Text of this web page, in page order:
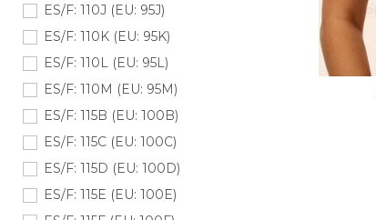
ES/F: 110J (EU: 95J)
ES/F: 110K (EU: 95K)
ES/F: 110L (EU: 95L)
ES/F: 110M (EU: 95M)
ES/F: 115B (EU: 100B)
ES/F: 115C (EU: 100C)
ES/F: 115D (EU: 100D)
ES/F: 115E (EU: 100E)